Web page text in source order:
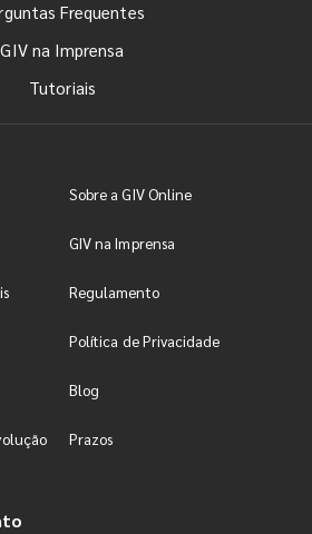
Frequentes
GIV na Imprensa
Tutoriais
Sobre a GIV Online
GIV na Imprensa
Regulamento
Política de Privacidade
Blog
Prazos